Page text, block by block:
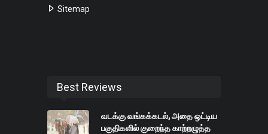
Sitemap
Best Reviews
வடக்கு வங்கக்கடல், அதை ஒட்டிய
பகுதிகளில் குறைந்த காற்றழுத்த